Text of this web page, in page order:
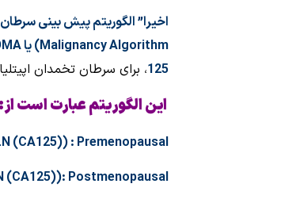
اخیرا” الگوریتم پیش بینی
Malignancy Algorithm) یا
125، برای سرطان تخمدان
این الگوریتم عبارت است از:
(CA125)) : Premenopausal
: Postmenopausal
(CA125))